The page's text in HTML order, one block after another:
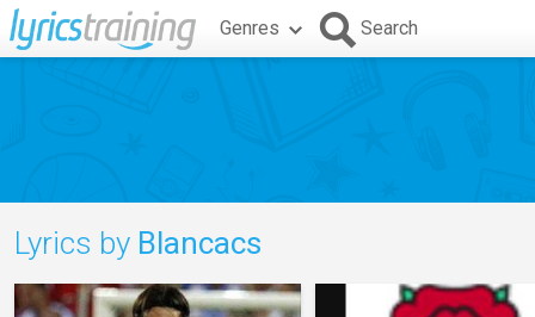
Genres Search
Lyrics by Blancacs